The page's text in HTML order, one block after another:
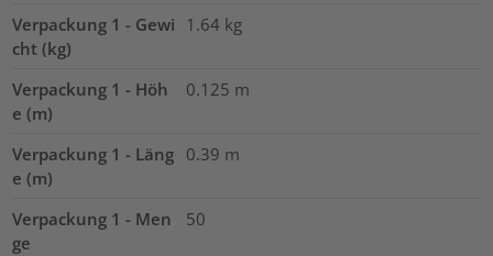
Verpackung 1 - Gewi
cht (kg)
1.64 kg
Verpackung 1 - Höh
e (m)
0.125 m
Verpackung 1 - Läng
e (m)
0.39 m
Verpackung 1 - Men
ge
50